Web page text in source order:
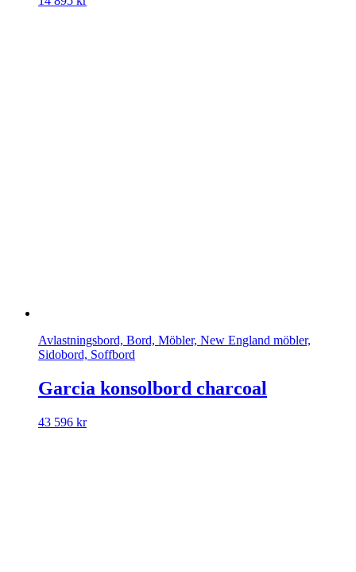
Avlastningsbord, Bord, Möbler, New England möbler,
Sidobord, Soffbord
Garcia konsolbord charcoal
43 596 kr